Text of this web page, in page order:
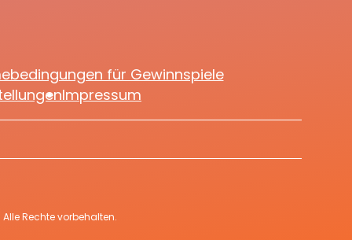
für Gewinnspiele
Impressum
Rechte vorbehalten.